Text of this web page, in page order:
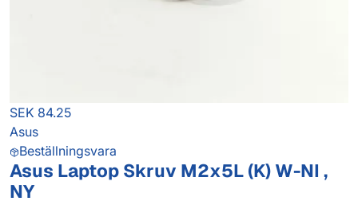
SEK 84.25
Asus
Beställningsvara
Asus Laptop Skruv M2x5L (K) W-NI ,
NY